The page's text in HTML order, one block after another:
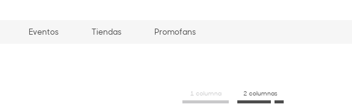
Eventos Tiendas Promofans
1 columna 2 columnas